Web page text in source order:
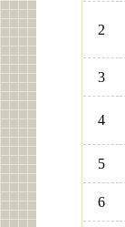
2
3
4
5
6